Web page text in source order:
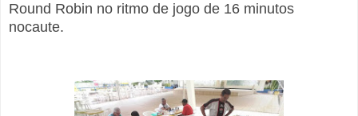
Round Robin no ritmo de jogo de 16 minutos
nocaute.